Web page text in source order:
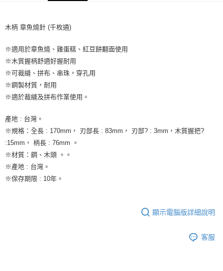
結帳頁面，進行簡訊認證並確認金額後，即可完成結帳。
ATM／網路銀行／等多元方式進行付款，方視為交易完成。
※ 請注意：結帳手續完成當下不需立刻繳費，但若您需要取消訂單，請聯絡
購買商品的店家。未經商家同意取消之訂單仍視為有效，需透過AFTEE先享
※ 交易是否成功請以「AFTEE先享後付 」之結帳頁面顯示為準，若有關於
是否繳費成功／繳費後需取消欲退款等相關疑問，請聯繫「AFTEE先享後付
１．透過由恩沛科技股份有限公司提供之「AFTEE先享後付」服務完成之交
易，需依本服務之必要範圍內提供個人資料，並將交易相關給付款項請求債
權轉讓予恩沛科技股份有限公司。
https://aftee.tw/terms/#terms3
３．未成年的使用者請事先徵得法定代理人或監護人之同意方可使用
時審查核予不同之上限額度；若仍有額度不足之情形，本公司將視審查結果
５．嚴禁一人註冊多個帳號或使用他人資訊註冊。若發現惡意使用之情形，
恩沛科技股份有限公司將有權停止該用戶之使用額度並採取法律行動。
9.5kg
每筆NT$90，滿NT$990(含以上)免運費
7-11取貨付款-重量限制含紙箱10kg，請控制商品重量在9~9.5
kg
付款後7-11取貨-重量限制含紙箱10kg，請控制商品重量在9~
9.5kg
每筆NT$90，滿NT$990(含以上)免運費
宅配-新竹物流
每筆NT$150，滿NT$2,000(含以上)免運費
木柄 章魚燒針 (千枚通)
※適用於章魚燒、雞蛋糕、紅豆餅翻面使用
※木質握柄舒適好握耐用
※可裁縫、拼布、串珠，穿孔用
※鋼製材質，耐用
※適於裁縫及拼布作業使用。
產地 : 台灣。
※規格：全長 : 170mm， 刃部長 : 83mm， 刃部? : 3mm，木質握把?
:15mm， 柄長 : 76mm 。
※材質：鋼、木頭 。。
※產地 : 台灣。
※保存期限 : 10年。
顯示電腦版詳細說明
客服